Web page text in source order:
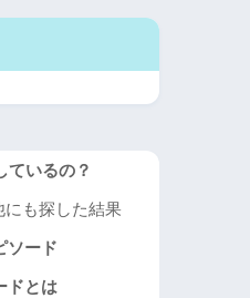
ているの？
にも探した結果
ソード
ドとは